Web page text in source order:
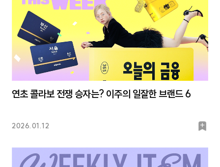
연초 콜라보 전쟁 승자는? 이주의 일잘한 브랜드 6
2026.01.12
북
크